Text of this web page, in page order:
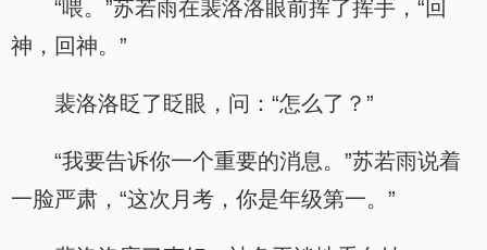
“喂。”苏若雨在裴洛洛眼前挥了挥手，“回
神，回神。”
裴洛洛眨了眨眼，问：“怎么了？”
“我要告诉你一个重要的消息。”苏若雨说着
一脸严肃，“这次月考，你是年级第一。”